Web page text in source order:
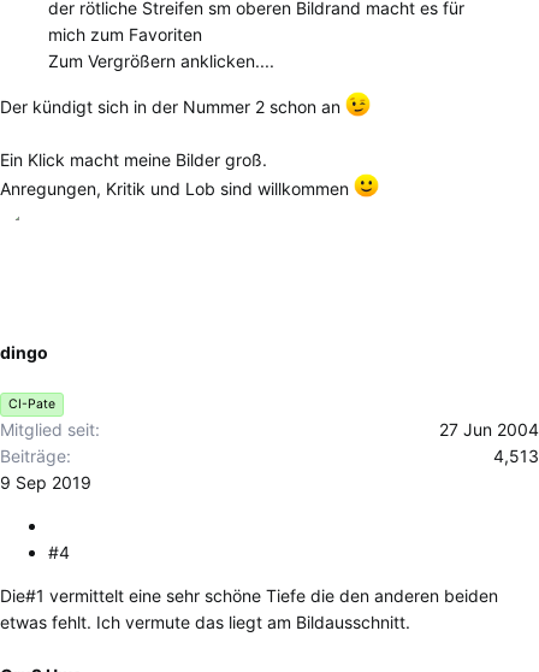
der rötliche Streifen sm oberen Bildrand macht es für
mich zum Favoriten
Zum Vergrößern anklicken....
Der kündigt sich in der Nummer 2 schon an
Ein Klick macht meine Bilder groß.
Anregungen, Kritik und Lob sind willkommen
dingo
CI-Pate
Mitglied seit
27 Jun 2004
Beiträge
4,513
9 Sep 2019
#4
Die#1 vermittelt eine sehr schöne Tiefe die den anderen beiden
etwas fehlt. Ich vermute das liegt am Bildausschnitt.